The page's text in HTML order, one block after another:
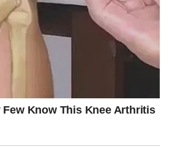
manipulacija
– sve osobe koje
spontano se udaljavaju.
se spušta tišina u kojoj Rak